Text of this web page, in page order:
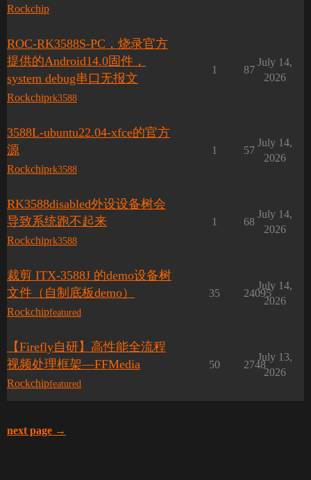
Rockchip
ROC-RK3588S-PC，烧录官方
提供的Android14.0固件，
system debug串口无报文
Rockchiprk3588
1 87
July 14,
2026
3588L-ubuntu22.04-xfce的官方
源
Rockchiprk3588
1 57
July 14,
2026
RK3588disabled外设设备树会
导致系统跑不起来
Rockchiprk3588
1 68
July 14,
2026
裁剪 ITX-3588J 的demo设备树
文件（自制底板demo）
Rockchipfeatured
35 24095
July 14,
2026
【Firefly自研】高性能全流程
视频处理框架—FFMedia
Rockchipfeatured
50 2748
July 13,
2026
next page →